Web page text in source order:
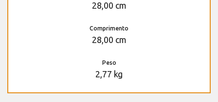
28,00 cm
Comprimento
28,00 cm
Peso
2,77 kg